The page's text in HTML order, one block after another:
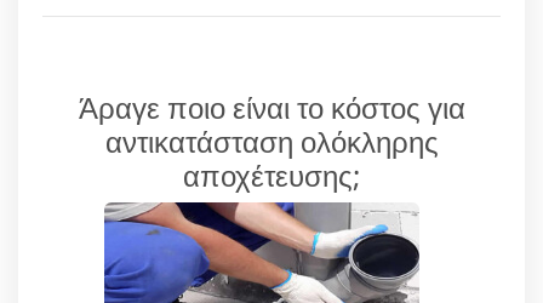
Άραγε ποιο είναι το κόστος για
αντικατάσταση ολόκληρης
αποχέτευσης;